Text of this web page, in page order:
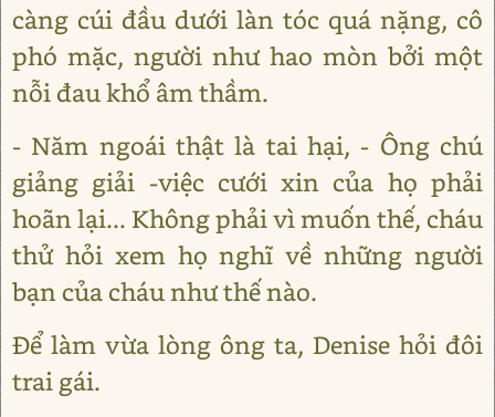
càng cúi đầu dưới làn tóc quá nặng, cô
phó mặc, người như hao mòn bởi một
nỗi đau khổ âm thầm.
- Năm ngoái thật là tai hại, - Ông chú
giảng giải -việc cưới xin của họ phải
hoãn lại... Không phải vì muốn thế, cháu
thử hỏi xem họ nghĩ về những người
bạn của cháu như thế nào.
Để làm vừa lòng ông ta, Denise hỏi đôi
trai gái.